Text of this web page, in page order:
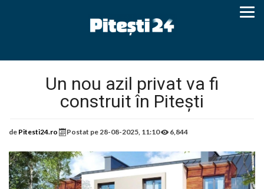
Un nou azil privat va fi
construit în Pitești
de Pitesti24.ro Postat pe28-08-2025, 11:10 6,844